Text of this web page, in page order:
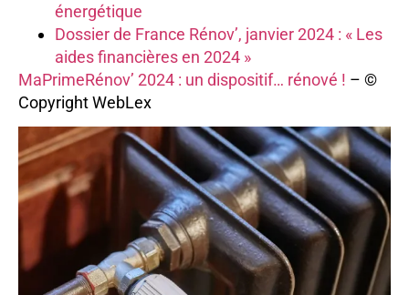
énergétique
Dossier de France Rénov’, janvier 2024 : « Les
aides financières en 2024 »
MaPrimeRénov’ 2024 : un dispositif… rénové ! – ©
Copyright WebLex